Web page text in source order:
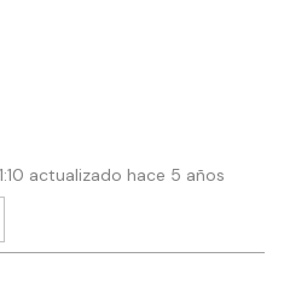
actualizado hace 5 años